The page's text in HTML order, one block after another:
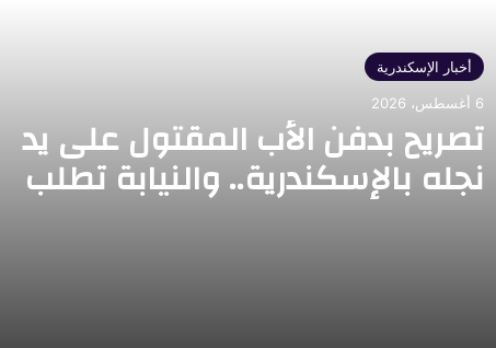
أخبار الإسكندرية
6 أغسطس، 2026
تصريح بدفن الأب المقتول على يد
نجله بالإسكندرية.. والنيابة تطلب
تحريات المباحث